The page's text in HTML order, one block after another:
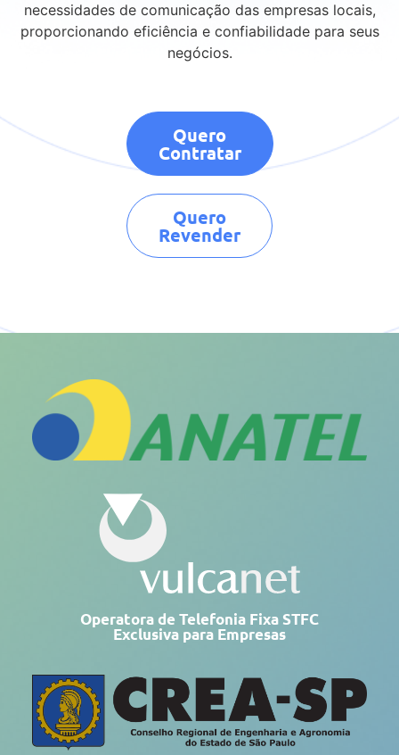
necessidades de comunicação das empresas locais,
proporcionando eficiência e confiabilidade para seus
negócios.
Quero
Contratar
Quero
Revender
Operatora de Telefonia Fixa STFC
Exclusiva para Empresas